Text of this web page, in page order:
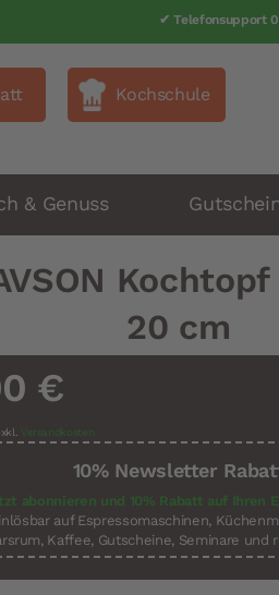
✔ Telefonsupport
Kochschule
& Genuss
20 cm
€
Versandkosten
10% Newsletter
abonnieren und 10% Rabatt auf Ihren
auf Espressomaschinen,
Kaffee, Gutscheine, Seminare und